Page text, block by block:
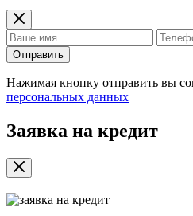
Отправить
Нажимая кнопку отправить вы
персональных данных
Заявка на кредит